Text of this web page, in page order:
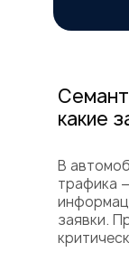
какие
В
трафика
заявки.